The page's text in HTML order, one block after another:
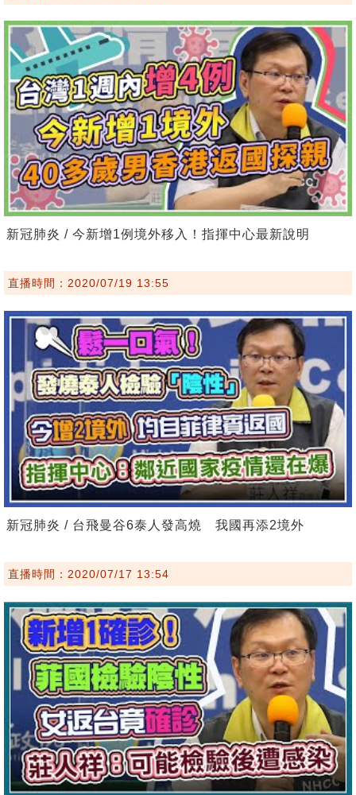
新冠肺炎 / 今新增1例境外移入！指揮中心最新說明
直播時間：2020/07/19 13:55
新冠肺炎 / 台飛曼谷6泰人發高燒 我國再添2境外
直播時間：2020/07/17 13:54